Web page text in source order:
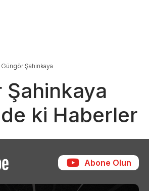
Güngör Şahinkaya
Şahinkaya
ki Haberler
Abone Olun